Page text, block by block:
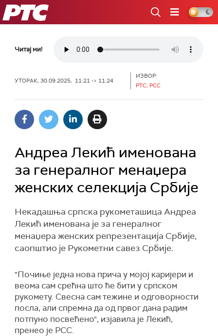
РТС
Читај ми!
УТОРАК, 30.09.2025, 11:21 -> 11:24
ИЗВОР:
РТС, РСС
Андреа Лекић именована
за генералног менаџера
женских селекција Србије
Некадашња српска рукометашица Андреа
Лекић именована је за генералног
менаџера женских репрезентација Србије,
саопштио је Рукометни савез Србије.
"По­чи­ње јед­на но­ва при­ча у мо­јој ка­ри­је­ри и
ве­о­ма сам срећ­на што ће би­ти у срп­ском
рукомету. Све­сна сам те­жи­не и од­го­вор­но­сти
по­сла, али спрем­на да од пр­вог да­на ра­дим
пот­пу­но по­све­ће­но", изјавила је Лекић,
пренео је РСС.